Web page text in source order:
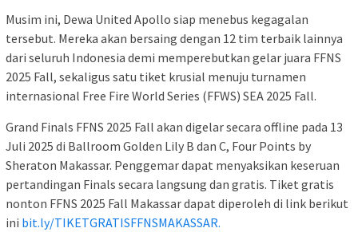
Musim ini, Dewa United Apollo siap menebus kegagalan
tersebut. Mereka akan bersaing dengan 12 tim terbaik lainnya
dari seluruh Indonesia demi memperebutkan gelar juara FFNS
2025 Fall, sekaligus satu tiket krusial menuju turnamen
internasional Free Fire World Series (FFWS) SEA 2025 Fall.
Grand Finals FFNS 2025 Fall akan digelar secara offline pada 13
Juli 2025 di Ballroom Golden Lily B dan C, Four Points by
Sheraton Makassar. Penggemar dapat menyaksikan keseruan
pertandingan Finals secara langsung dan gratis. Tiket gratis
nonton FFNS 2025 Fall Makassar dapat diperoleh di link berikut
ini bit.ly/TIKETGRATISFFNSMAKASSAR.